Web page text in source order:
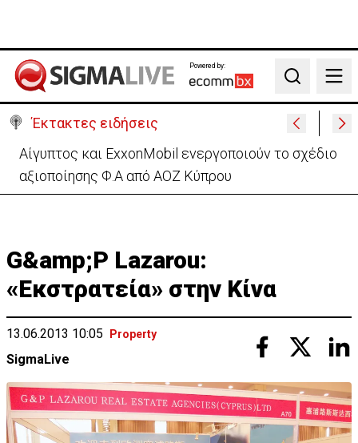
Powered by:
Search
Έκτακτες ειδήσεις
Πίσω στο ΗΒ για την κηδεία του γιου του ο
37χρονος:«Είναι σε άσχημη κατάσταση»
G&amp;P Lazarou:
«Εκστρατεία» στην Κίνα
13.06.2013 10:05 Property
SigmaLive